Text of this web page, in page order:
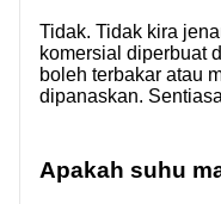
Tidak. Tidak kira
komersial diperbuat
boleh terbakar atau
dipanaskan.
Apakah suhu